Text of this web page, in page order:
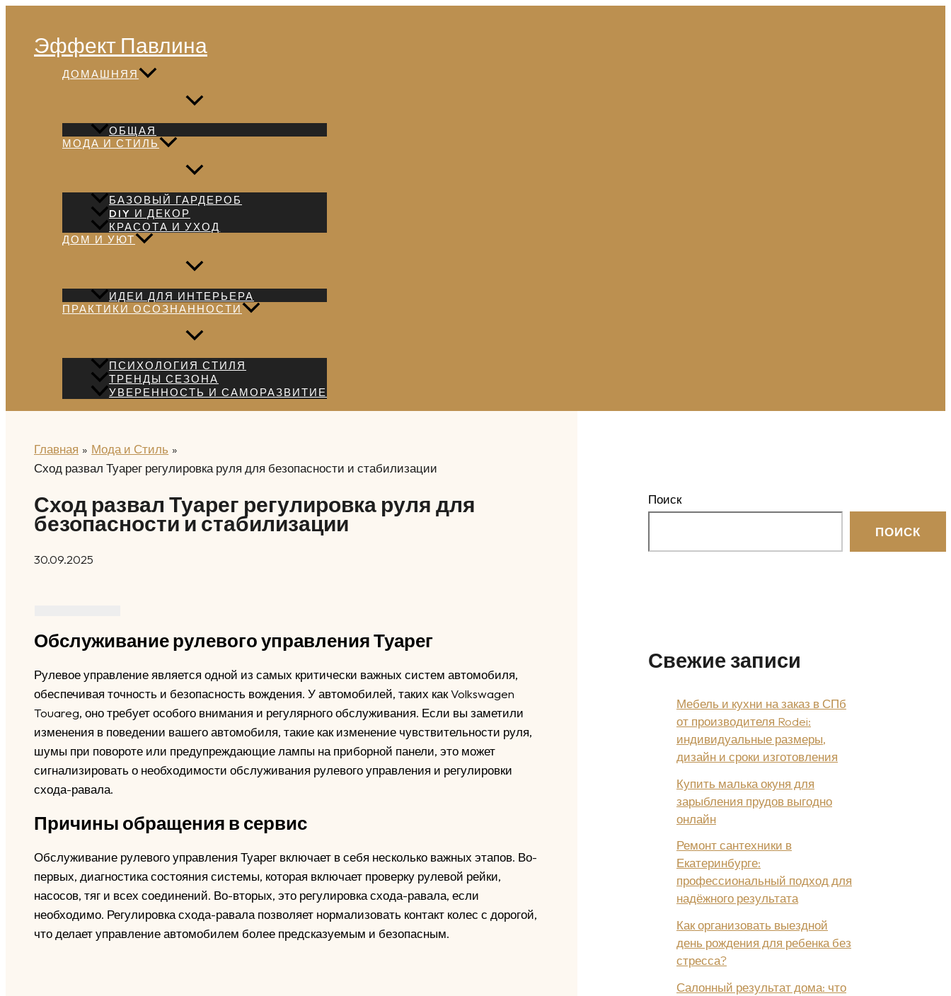
содержимому
Эффект Павлина
ДОМАШНЯЯ
ОБЩАЯ
МОДА И СТИЛЬ
БАЗОВЫЙ ГАРДЕРОБ
DIY И ДЕКОР
КРАСОТА И УХОД
ДОМ И УЮТ
ИДЕИ ДЛЯ ИНТЕРЬЕРА
ПРАКТИКИ ОСОЗНАННОСТИ
ПСИХОЛОГИЯ СТИЛЯ
ТРЕНДЫ СЕЗОНА
УВЕРЕННОСТЬ И САМОРАЗВИТИЕ
Главная
Мода и Стиль
Сход развал Туарег регулировка руля для безопасности и стабилизации
Сход развал Туарег регулировка руля для
безопасности и стабилизации
30.09.2025
Обслуживание рулевого управления Туарег
Рулевое управление является одной из самых критически важных систем автомобиля,
обеспечивая точность и безопасность вождения. У автомобилей, таких как Volkswagen
Touareg, оно требует особого внимания и регулярного обслуживания. Если вы заметили
изменения в поведении вашего автомобиля, такие как изменение чувствительности руля,
шумы при повороте или предупреждающие лампы на приборной панели, это может
сигнализировать о необходимости обслуживания рулевого управления и регулировки
схода-равала.
Причины обращения в сервис
Обслуживание рулевого управления Туарег включает в себя несколько важных этапов. Во-
первых, диагностика состояния системы, которая включает проверку рулевой рейки,
насосов, тяг и всех соединений. Во-вторых, это регулировка схода-равала, если
необходимо. Регулировка схода-равала позволяет нормализовать контакт колес с дорогой,
что делает управление автомобилем более предсказуемым и безопасным.
Поиск
ПОИСК
Свежие записи
Мебель и кухни на заказ в СПб
от производителя Rodei:
индивидуальные размеры,
дизайн и сроки изготовления
Купить малька окуня для
зарыбления прудов выгодно
онлайн
Ремонт сантехники в
Екатеринбурге:
профессиональный подход для
надёжного результата
Как организовать выездной
день рождения для ребенка без
стресса?
Салонный результат дома: что